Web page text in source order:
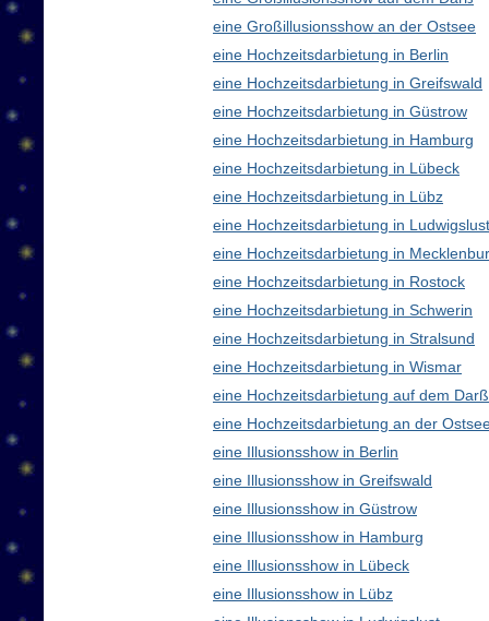
eine Großillusionsshow an der Ostsee
eine Hochzeitsdarbietung in Berlin
eine Hochzeitsdarbietung in Greifswald
eine Hochzeitsdarbietung in Güstrow
eine Hochzeitsdarbietung in Hamburg
eine Hochzeitsdarbietung in Lübeck
eine Hochzeitsdarbietung in Lübz
eine Hochzeitsdarbietung in Ludwigslust
eine Hochzeitsdarbietung in
eine Hochzeitsdarbietung in Rostock
eine Hochzeitsdarbietung in Schwerin
eine Hochzeitsdarbietung in Stralsund
eine Hochzeitsdarbietung in Wismar
eine Hochzeitsdarbietung auf dem Darß
eine Hochzeitsdarbietung an der
eine Illusionsshow in Berlin
eine Illusionsshow in Greifswald
eine Illusionsshow in Güstrow
eine Illusionsshow in Hamburg
eine Illusionsshow in Lübeck
eine Illusionsshow in Lübz